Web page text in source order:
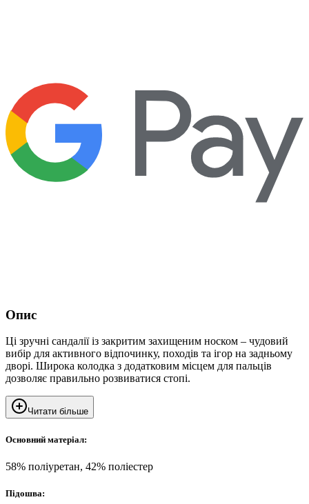
Опис
Ці зручні сандалії із закритим захищеним носком – чудовий
вибір для активного відпочинку, походів та ігор на задньому
дворі. Широка колодка з додатковим місцем для пальців
дозволяє правильно розвиватися стопі.
Читати більше
Основний матеріал:
58% поліуретан, 42% поліестер
Підошва: